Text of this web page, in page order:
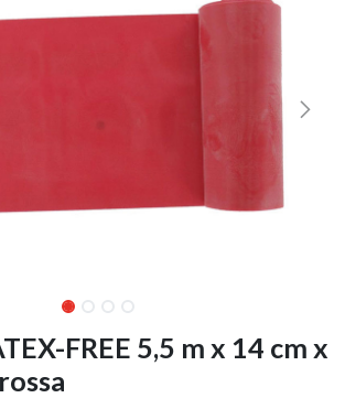
FREE 5,5 m x 14 cm x